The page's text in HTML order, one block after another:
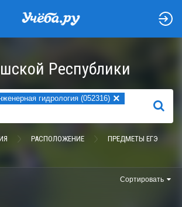
Республики
гидрология (052316) ×
НАЙТИ
РАСПОЛОЖЕНИЕ ПРЕДМЕТЫ ЕГЭ
Сортировать